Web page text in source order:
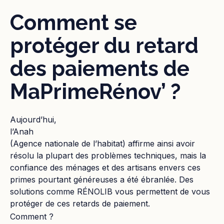
Comment se
protéger du retard
des paiements de
MaPrimeRénov’ ?
Aujourd’hui,
l’Anah
(Agence nationale de l’habitat) affirme ainsi avoir
résolu la plupart des problèmes techniques, mais la
confiance des ménages et des artisans envers ces
primes pourtant généreuses a été ébranlée. Des
solutions comme RÉNOLIB vous permettent de vous
protéger de ces retards de paiement.
Comment ?